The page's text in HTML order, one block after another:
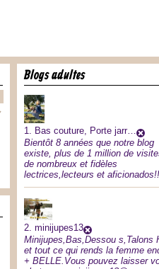
blogs adultes
1. Bas couture, Porte jarr…
Bientôt 8 années que notre blog
existe, plus de 1 million de
de nombreux et fidèles
lectrices,lecteurs et
2. minijupes13
Minijupes,Bas,Dessou s,Talons
et tout ce qui rends la femme
+ BELLE.Vous pouvez laisser